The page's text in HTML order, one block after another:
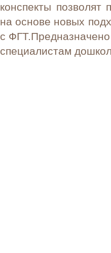
конспекты позволят
на основе новых
с
специалистам